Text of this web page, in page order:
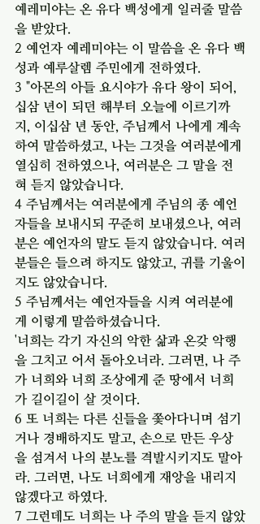
예레미야는 온 유다 백성에게 일러줄 말씀
을 받았다.
2 예언자 예레미야는 이 말씀을 온 유다 백
성과 예루살렘 주민에게 전하였다.
3 "아몬의 아들 요시야가 유다 왕이 되어,
십삼 년이 되던 해부터 오늘에 이르기까
지, 이십삼 년 동안, 주님께서 나에게 계속
하여 말씀하셨고, 나는 그것을 여러분에게
열심히 전하였으나, 여러분은 그 말을 전
혀 듣지 않았습니다.
4 주님께서는 여러분에게 주님의 종 예언
자들을 보내시되 꾸준히 보내셨으나, 여러
분은 예언자의 말도 듣지 않았습니다. 여러
분들은 들으려 하지도 않았고, 귀를 기울이
지도 않았습니다.
5 주님께서는 예언자들을 시켜 여러분에
게 이렇게 말씀하셨습니다.
'너희는 각기 자신의 악한 삶과 온갖 악행
을 그치고 어서 돌아오너라. 그러면, 나 주
가 너희와 너희 조상에게 준 땅에서 너희
가 길이길이 살 것이다.
6 또 너희는 다른 신들을 쫓아다니며 섬기
거나 경배하지도 말고, 손으로 만든 우상
을 섬겨서 나의 분노를 격발시키지도 말아
라. 그러면, 나도 너희에게 재앙을 내리지
않겠다고 하였다.
7 그런데도 너희는 나 주의 말을 듣지 않았